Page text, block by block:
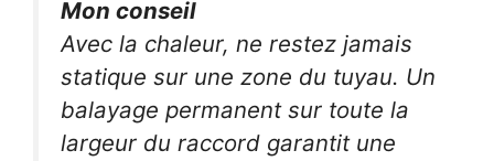
Mon conseil
Avec la chaleur, ne restez jamais
statique sur une zone du tuyau. Un
balayage permanent sur toute la
largeur du raccord garantit une